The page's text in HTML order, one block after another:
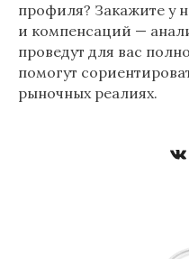
профиля? Закажите у
и компенсаций —
проведут для вас
помогут
рыночных реалиях.